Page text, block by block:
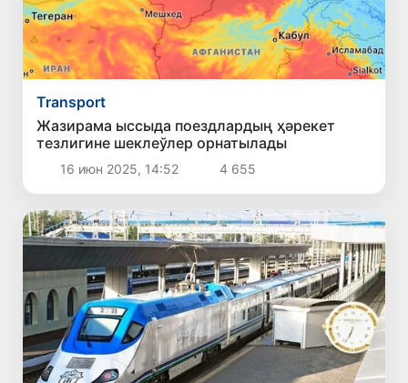
Transport
Жазирама ыссыда поездлардың ҳәрекет
тезлигине шеклеўлер орнатылады
16 июн 2025, 14:52 4 655